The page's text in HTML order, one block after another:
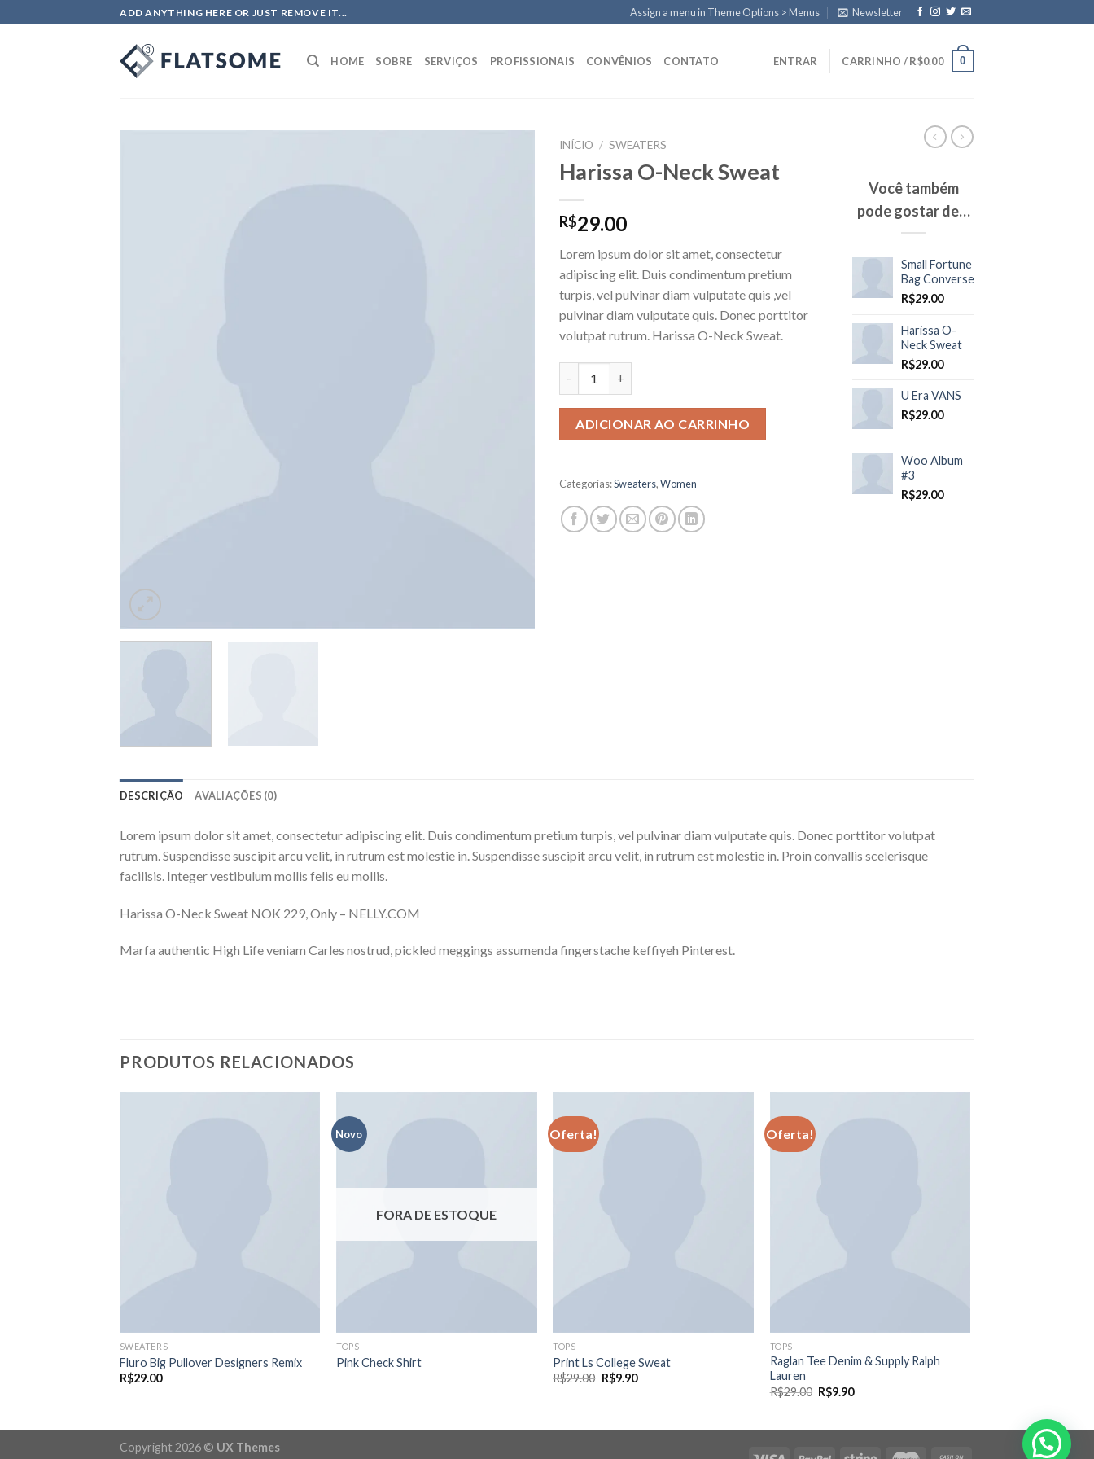
ADD ANYTHING HERE OR JUST REMOVE IT... Assign a menu in Theme Options > Menus Newsletter
HOME SOBRE SERVIÇOS PROFISSIONAIS CONVÊNIOS CONTATO ENTRAR CARRINHO /R$0.00 0
INÍCIO / SWEATERS
Harissa O-Neck Sweat
R$29.00
Lorem ipsum dolor sit amet, consectetur
adipiscing elit. Duis condimentum pretium
turpis, vel pulvinar diam vulputate quis ,vel
pulvinar diam vulputate quis. Donec porttitor
volutpat rutrum. Harissa O-Neck Sweat.
ADICIONAR AO CARRINHO
Categorias:Sweaters,Women
Você também
pode gostar de…
Small Fortune
Bag Converse
R$29.00
Harissa O-
Neck Sweat
R$29.00
U Era VANS
R$29.00
Woo Album
#3
R$29.00
DESCRIÇÃO AVALIAÇÕES (0)
Lorem ipsum dolor sit amet, consectetur adipiscing elit. Duis condimentum pretium turpis, vel pulvinar diam vulputate quis. Donec porttitor volutpat
rutrum. Suspendisse suscipit arcu velit, in rutrum est molestie in. Suspendisse suscipit arcu velit, in rutrum est molestie in. Proin convallis scelerisque
facilisis. Integer vestibulum mollis felis eu mollis.
Harissa O-Neck Sweat NOK 229, Only – NELLY.COM
Marfa authentic High Life veniam Carles nostrud, pickled meggings assumenda fingerstache keffiyeh Pinterest.
PRODUTOS RELACIONADOS
SWEATERS
Fluro Big Pullover Designers Remix
R$29.00
Novo
desejos
FORA DE ESTOQUE
TOPS
Pink Check Shirt
Oferta!
TOPS
Print Ls College Sweat
R$29.00 R$9.90
Oferta!
TOPS
Raglan Tee Denim & Supply Ralph
Lauren
R$29.00 R$9.90
Copyright 2026 © UX Themes